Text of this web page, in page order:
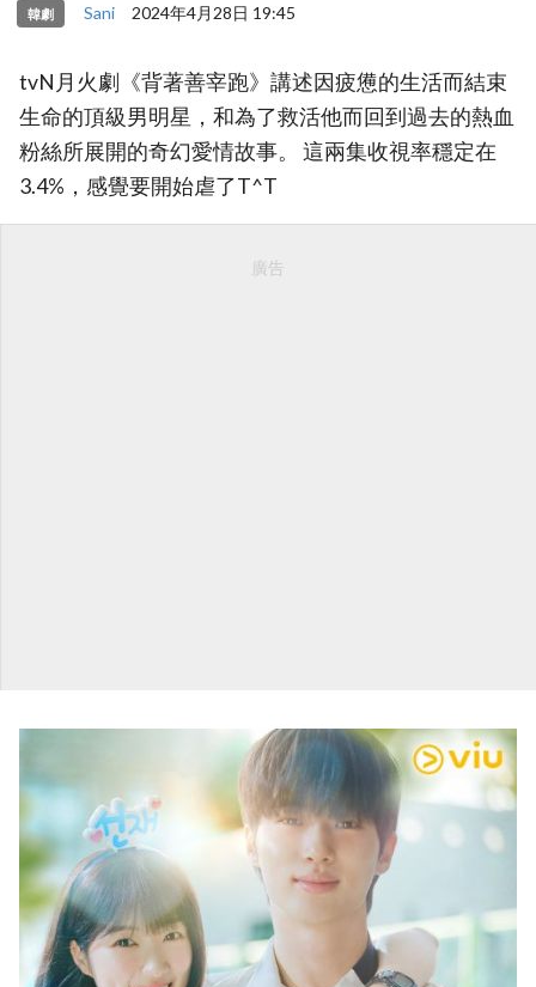
韓劇 Sani 2024年4月28日 19:45
tvN月火劇《背著善宰跑》講述因疲憊的生活而結束
生命的頂級男明星，和為了救活他而回到過去的熱血
粉絲所展開的奇幻愛情故事。 這兩集收視率穩定在
3.4%，感覺要開始虐了T^T
廣告